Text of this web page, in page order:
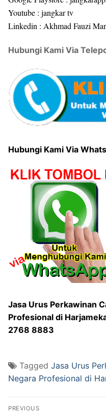
Youtube : jangkar tv
Linkedin : Akhmad Fauzi
Hubungi Kami Via
Hubungi Kami Via
Jasa Urus Perkawinan
Profesional di
2768 8883
Tagged Jasa Urus
Negara Profesional di
Post
PREVIOUS